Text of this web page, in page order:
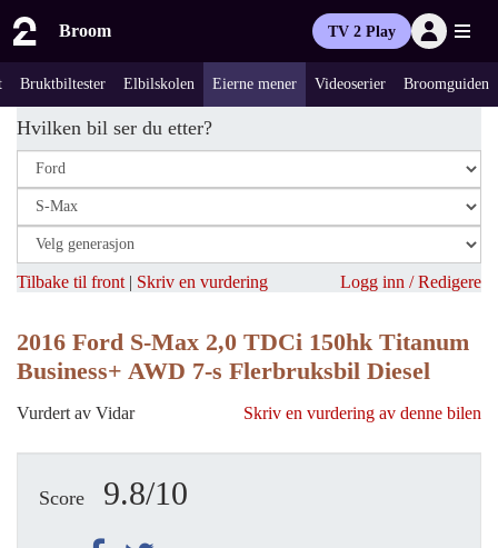
Broom TV 2 Play
Bruktbiltester Elbilskolen Eierne mener Videoserier Broomguiden
Hvilken bil ser du etter?
Tilbake til front | Skriv en vurdering Logg inn / Redigere
2016 Ford S-Max 2,0 TDCi 150hk Titanum
Business+ AWD 7-s Flerbruksbil Diesel
Vurdert av Vidar Skriv en vurdering av denne bilen
Score 9.8/10